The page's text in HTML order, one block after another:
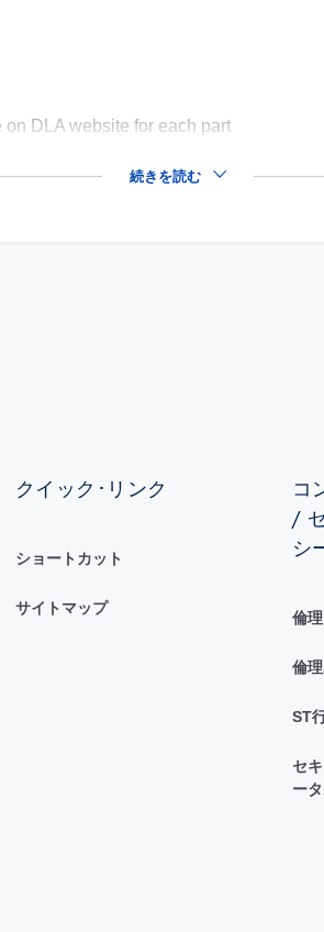
DLA website for each part
続きを読む
クイック･リンク
ショートカット
サイトマップ
コ
/
シ
倫
倫
ST
セ
ー